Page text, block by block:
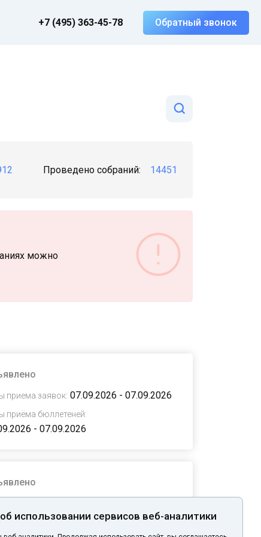
+7 (495) 363-45-78 Обратный звонок
кредитор)
Проведено собраний: 14451
можно
приема заявок: 07.09.2026 - 07.09.2026
приёма бюллетеней:
- 07.09.2026
приёма бюллетеней:
использовании сервисов веб-аналитики